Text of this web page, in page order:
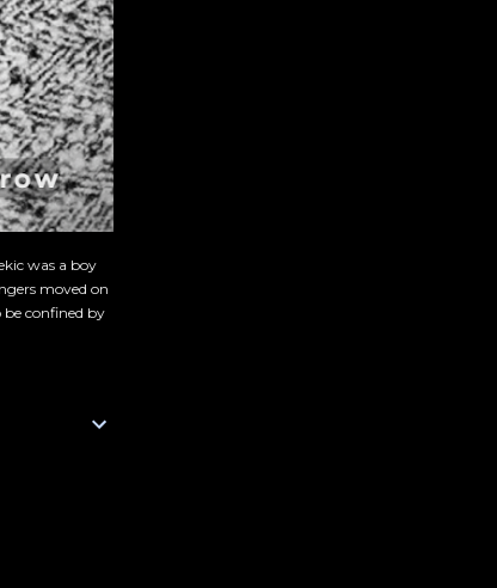
was a boy
moved on
confined by